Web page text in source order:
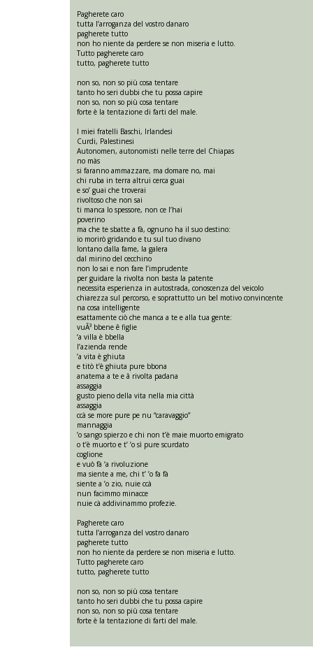
Pagherete caro
tutta l’arroganza del vostro danaro
pagherete tutto
non ho niente da perdere se non miseria e lutto.
Tutto pagherete caro
tutto, pagherete tutto
non so, non so più cosa tentare
tanto ho seri dubbi che tu possa capire
non so, non so più cosa tentare
forte è la tentazione di farti del male.
I miei fratelli Baschi, Irlandesi
Curdi, Palestinesi
Autonomen, autonomisti nelle terre del Chiapas
no màs
si faranno ammazzare, ma domare no, mai
chi ruba in terra altrui cerca guai
e so’ guai che troverai
rivoltoso che non sai
ti manca lo spessore, non ce l’hai
poverino
ma che te sbatte a fà, ognuno ha il suo destino:
io morirò gridando e tu sul tuo divano
lontano dalla fame, la galera
dal mirino del cecchino
non lo sai e non fare l’imprudente
per guidare la rivolta non basta la patente
necessita esperienza in autostrada, conoscenza del veicolo
chiarezza sul percorso, e soprattutto un bel motivo convincente
na cosa intelligente
esattamente ciò che manca a te e alla tua gente:
vuÃ³ bbene ê figlie
‘a villa è bbella
l’azienda rende
’a vita è ghiuta
e titò t’è ghiuta pure bbona
anatema a te e â rivolta padana
assaggia
gusto pieno della vita nella mia città
assaggia
ccà se more pure pe nu “caravaggio”
mannaggia
’o sango spierzo e chi non t’è maie muorto emigrato
o t’è muorto e t’ ’o sì pure scurdato
coglione
e vuò fà ‘a rivoluzione
ma siente a me, chi t’ ’o fa fà
siente a ’o zio, nuie ccà
nun facimmo minacce
nuie cà addivinammo profezie.
Pagherete caro
tutta l’arroganza del vostro danaro
pagherete tutto
non ho niente da perdere se non miseria e lutto.
Tutto pagherete caro
tutto, pagherete tutto
non so, non so più cosa tentare
tanto ho seri dubbi che tu possa capire
non so, non so più cosa tentare
forte è la tentazione di farti del male.